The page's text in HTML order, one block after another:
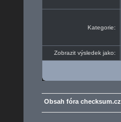
Kategorie:
Zobrazit výsledek jako:
Obsah fóra checksum.cz